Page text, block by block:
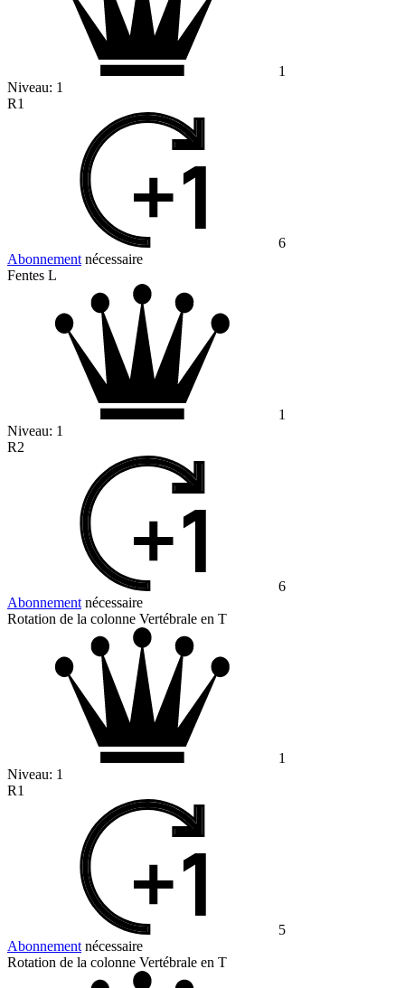
1
Niveau: 1
R1
6
Abonnement nécessaire
Fentes L
1
Niveau: 1
R2
6
Abonnement nécessaire
Rotation de la colonne Vertébrale en T
1
Niveau: 1
R1
5
Abonnement nécessaire
Rotation de la colonne Vertébrale en T